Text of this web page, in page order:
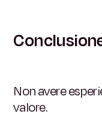
Non avere
valore.